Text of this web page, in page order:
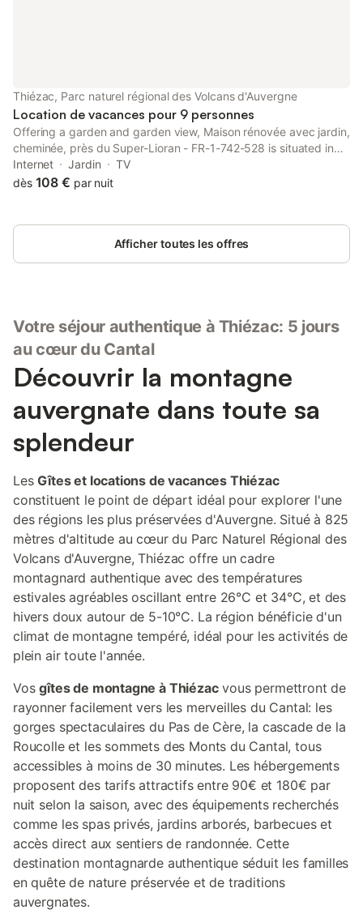
Thiézac, Parc naturel régional des Volcans d'Auvergne
Location de vacances pour 9 personnes
Offering a garden and garden view, Maison rénovée avec jardin,
cheminée, près du Super-Lioran - FR-1-742-528 is situated in
Thiézac, 26 km from Cantal Auvergne Stadium and 29 km from
Col d'Entremont.
Internet Jardin
TV
dès 108 € par nuit
Afficher toutes les offres
Votre séjour authentique à Thiézac: 5 jours
au cœur du Cantal
Découvrir la montagne
auvergnate dans toute sa
splendeur
LesGîtes et locations de vacances Thiézac
constituent le point de départ idéal pour explorer l'une
des régions les plus préservées d'Auvergne. Situé à 825
mètres d'altitude au cœur du Parc Naturel Régional des
Volcans d'Auvergne, Thiézac offre un cadre
montagnard authentique avec des températures
estivales agréables oscillant entre 26°C et 34°C, et des
hivers doux autour de 5-10°C. La région bénéficie d'un
climat de montagne tempéré, idéal pour les activités de
plein air toute l'année.
Vosgîtes de montagne à Thiézacvous permettront de
rayonner facilement vers les merveilles du Cantal: les
gorges spectaculaires du Pas de Cère, la cascade de la
Roucolle et les sommets des Monts du Cantal, tous
accessibles à moins de 30 minutes. Les hébergements
proposent des tarifs attractifs entre 90€ et 180€ par
nuit selon la saison, avec des équipements recherchés
comme les spas privés, jardins arborés, barbecues et
accès direct aux sentiers de randonnée. Cette
destination montagnarde authentique séduit les familles
en quête de nature préservée et de traditions
auvergnates.